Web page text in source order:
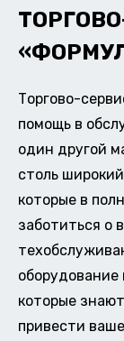
Торгово-
помощь в
один другой
столь
которые в
заботиться о
которые
привести